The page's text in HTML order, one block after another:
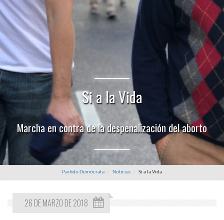
Si a la Vida
Marcha en contra de la despenalización del aborto
Partido Demócrata Noticias Si a la Vida
26 DE MARZO DE 2018